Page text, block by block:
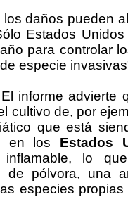
daños pueden
Estados
para controlar
especie
informe advierte
cultivo de, por
que está
en los Estados
inflamable, lo
de pólvora, una
especies propias